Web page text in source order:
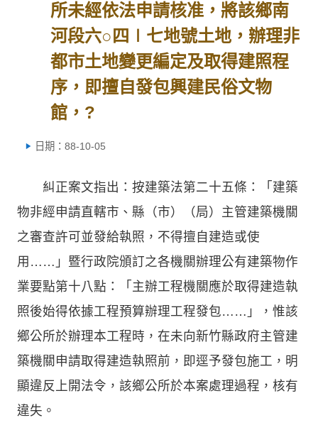
所未經依法申請核准，將該鄉南
河段六○四∣七地號土地，辦理非
都市土地變更編定及取得建照程
序，即擅自發包興建民俗文物
館，?
日期：88-10-05
糾正案文指出：按建築法第二十五條：「建築
物非經申請直轄市、縣（市）（局）主管建築機關
之審查許可並發給執照，不得擅自建造或使
用……」暨行政院頒訂之各機關辦理公有建築物作
業要點第十八點：「主辦工程機關應於取得建造執
照後始得依據工程預算辦理工程發包……」，惟該
鄉公所於辦理本工程時，在未向新竹縣政府主管建
築機關申請取得建造執照前，即逕予發包施工，明
顯違反上開法令，該鄉公所於本案處理過程，核有
違失。